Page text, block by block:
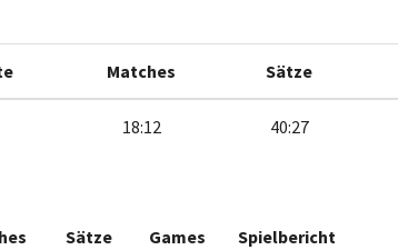
Matches Sätze
18:12 40:27
Sätze Games Spielbericht